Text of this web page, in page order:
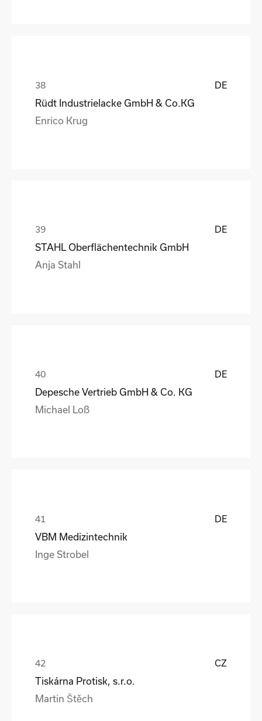
DE
Rüdt Industrielacke GmbH & Co.KG
Enrico Krug
DE
STAHL Oberflächentechnik GmbH
Anja Stahl
DE
Depesche Vertrieb GmbH & Co. KG
Michael Loß
DE
VBM Medizintechnik
Inge Strobel
CZ
Tiskárna Protisk, s.r.o.
Martin Štěch